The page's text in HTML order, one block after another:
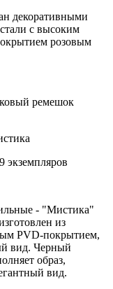
декоративными
с высоким
розовым
ремешок
экземпляров
- "Мистика"
из
PVD-покрытием,
вид. Черный
образ,
вид.